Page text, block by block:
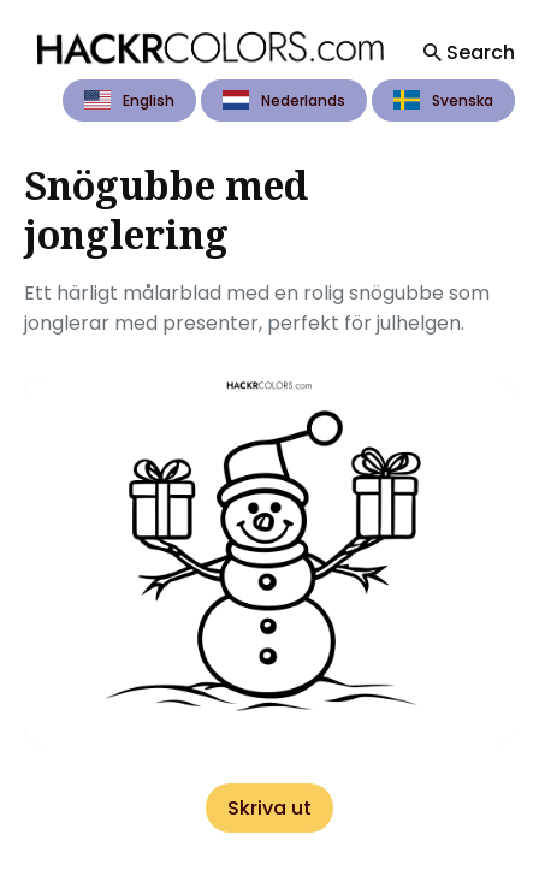
Search
English Nederlands Svenska
Search
Blog
Snögubbe med
jonglering
Ett härligt målarblad med en rolig snögubbe som
jonglerar med presenter, perfekt för julhelgen.
Skriva ut